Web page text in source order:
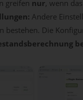
greifen nur, wenn das
Andere
bestehen. Die